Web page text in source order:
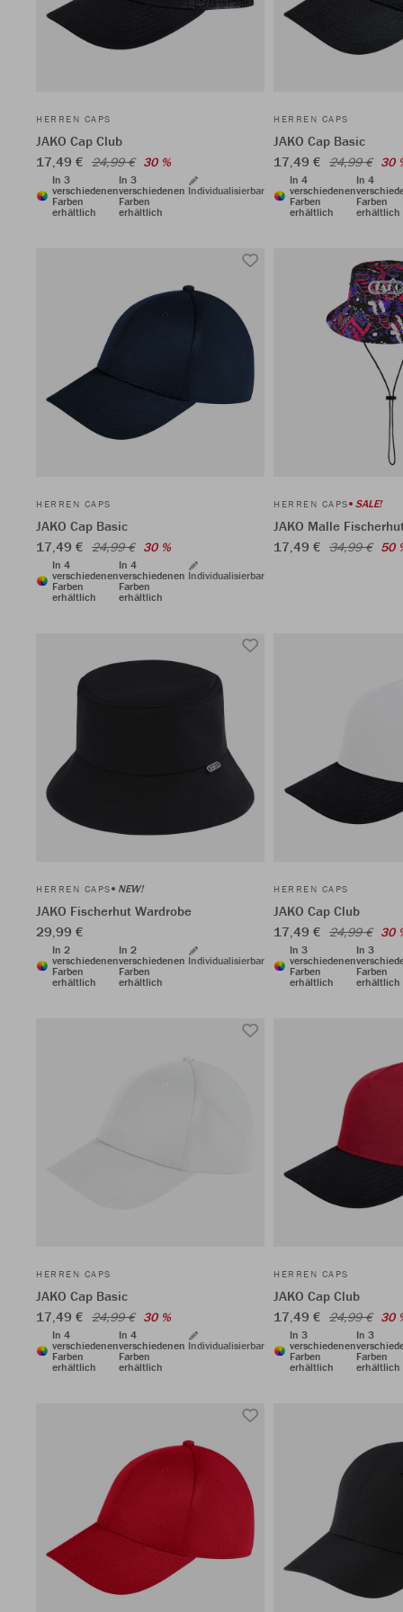
HERREN CAPS
JAKO Cap Club
17,49 € 24,99 € 30 %
In 3
verschiedenen
Farben
erhältlich
In 3
verschiedenen
Farben
erhältlich
Individualisierbar
HERREN CAPS
JAKO Cap Basic
17,49 € 24,99 € 30
In 4
verschiedenen
Farben
erhältlich
In 4
Farben
erhältlich
HERREN CAPS
JAKO Cap Basic
17,49 € 24,99 € 30 %
In 4
verschiedenen
Farben
erhältlich
In 4
verschiedenen
Farben
erhältlich
Individualisierbar
HERREN CAPS SALE!
JAKO Malle
17,49 € 34,99 € 50
HERREN CAPS NEW!
JAKO Fischerhut Wardrobe
29,99 €
In 2
verschiedenen
Farben
erhältlich
In 2
verschiedenen
Farben
erhältlich
Individualisierbar
HERREN CAPS
JAKO Cap Club
17,49 € 24,99 € 30
In 3
verschiedenen
Farben
erhältlich
In 3
Farben
erhältlich
HERREN CAPS
JAKO Cap Basic
17,49 € 24,99 € 30 %
In 4
verschiedenen
Farben
erhältlich
In 4
verschiedenen
Farben
erhältlich
Individualisierbar
HERREN CAPS
JAKO Cap Club
17,49 € 24,99 € 30
In 3
verschiedenen
Farben
erhältlich
In 3
Farben
erhältlich